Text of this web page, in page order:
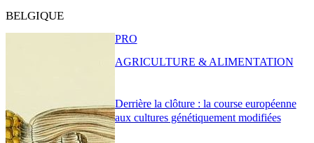
BELGIQUE
Derrière la clôture : la course européenne
aux cultures génétiquement modifiées
PRO
AGRICULTURE & ALIMENTATION